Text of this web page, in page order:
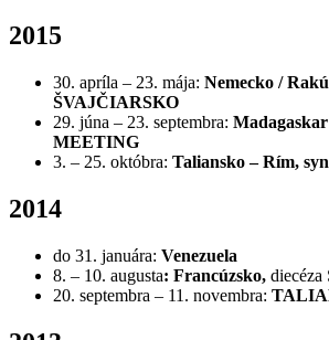
2015
30. apríla – 23. mája: Nemecko /
ŠVAJČIARSKO
29. júna – 23. septembra:
MEETING
3. – 25. októbra: Taliansko – Rím,
2014
do 31. januára: Venezuela
8. – 10. augusta: Francúzsko, diecéza
20. septembra – 11. novembra: